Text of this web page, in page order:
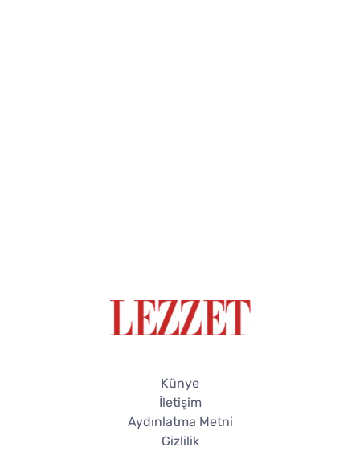
Künye
İletişim
Aydınlatma Metni
Gizlilik